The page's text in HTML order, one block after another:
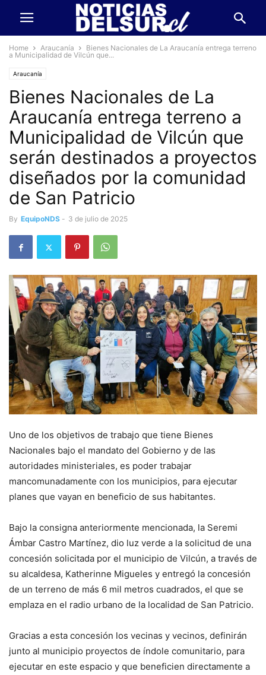
Home Araucanía
Bienes Nacionales de La Araucanía entrega terreno
a Municipalidad de Vilcún que...
Araucanía
Bienes Nacionales de La
Araucanía entrega terreno a
Municipalidad de Vilcún que
serán destinados a proyectos
diseñados por la comunidad
de San Patricio
By EquipoNDS - 3 de julio de 2025
Uno de los objetivos de trabajo que tiene Bienes
Nacionales bajo el mandato del Gobierno y de las
autoridades ministeriales, es poder trabajar
mancomunadamente con los municipios, para ejecutar
planes que vayan en beneficio de sus habitantes.
Bajo la consigna anteriormente mencionada, la Seremi
Ámbar Castro Martínez, dio luz verde a la solicitud de una
concesión solicitada por el municipio de Vilcún, a través de
su alcaldesa, Katherinne Migueles y entregó la concesión
de un terreno de más 6 mil metros cuadrados, el que se
emplaza en el radio urbano de la localidad de San Patricio.
Gracias a esta concesión los vecinas y vecinos, definirán
junto al municipio proyectos de índole comunitario, para
ejecutar en este espacio y que beneficien directamente a